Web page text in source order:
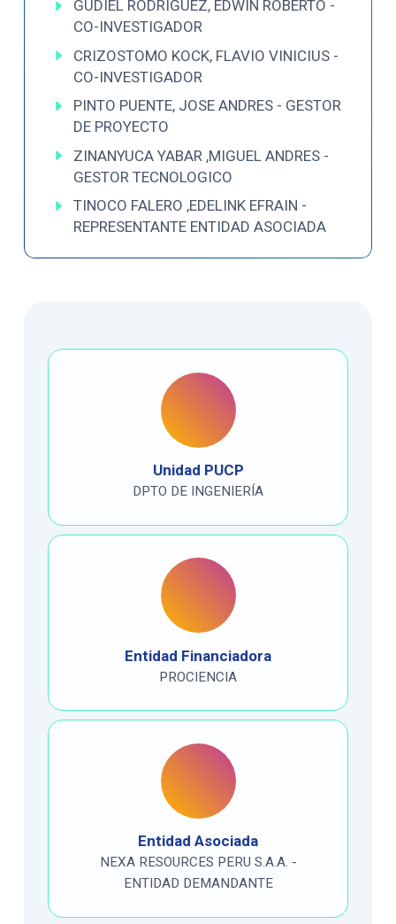
GUDIEL RODRIGUEZ, EDWIN ROBERTO -
CO-INVESTIGADOR
CRIZOSTOMO KOCK, FLAVIO VINICIUS -
CO-INVESTIGADOR
PINTO PUENTE, JOSE ANDRES - GESTOR
DE PROYECTO
ZINANYUCA YABAR ,MIGUEL ANDRES -
GESTOR TECNOLOGICO
TINOCO FALERO ,EDELINK EFRAIN -
REPRESENTANTE ENTIDAD ASOCIADA
Unidad PUCP
DPTO DE INGENIERÍA
Entidad Financiadora
PROCIENCIA
Entidad Asociada
NEXA RESOURCES PERU S.A.A. -
ENTIDAD DEMANDANTE